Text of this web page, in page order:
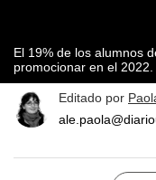
El 19% de los alumnos
promocionar en el 2022.
Editado por